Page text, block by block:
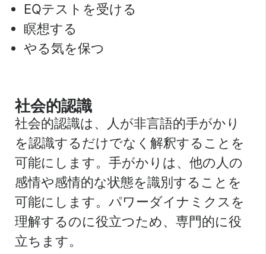
EQテストを受ける
瞑想する
やる気を保つ
社会的認識
社会的認識は、人が非言語的手がかり
を認識するだけでなく解釈することを
可能にします。手がかりは、他の人の
感情や感情的な状態を識別することを
可能にします。パワーダイナミクスを
理解するのに役立つため、専門的に役
立ちます。